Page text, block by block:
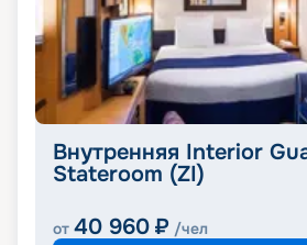
Внутренняя Interior
Stateroom (ZI)
от 40 960 ₽ /чел